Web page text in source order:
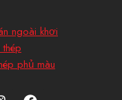
ngoài khơi
phủ màu
F